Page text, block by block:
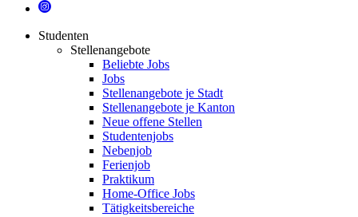
Studenten
Stellenangebote
Beliebte Jobs
Jobs
Stellenangebote je Stadt
Stellenangebote je Kanton
Neue offene Stellen
Studentenjobs
Nebenjob
Ferienjob
Praktikum
Home-Office Jobs
Tätigkeitsbereiche